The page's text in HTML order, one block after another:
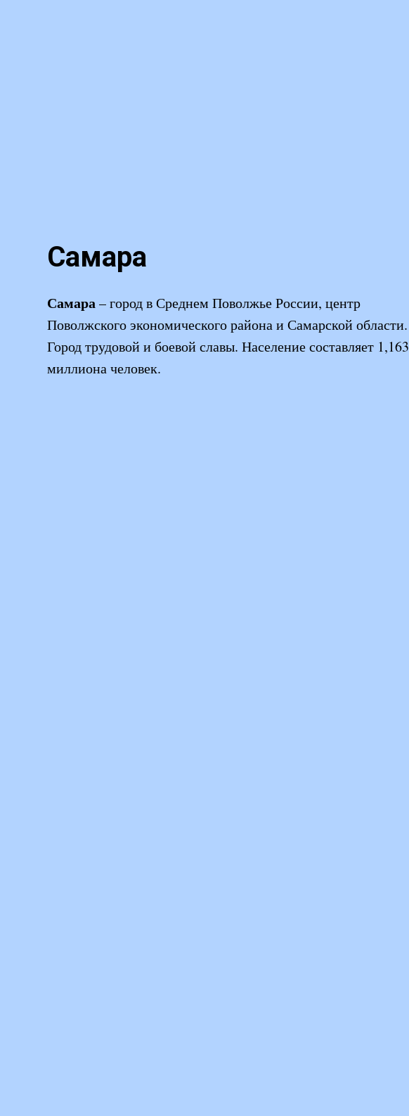
Самара
Самара– город в Среднем Поволжье России, центр
Поволжского экономического района и Самарской области.
Город трудовой и боевой славы. Население составляет 1,163
миллиона человек.